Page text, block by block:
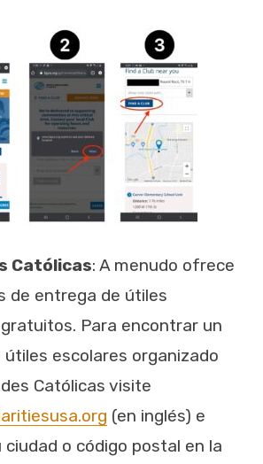
Católicas: A menudo ofrece
de entrega de útiles
Para encontrar un
escolares organizado
Católicas visite
(en inglés) e
ciudad o código postal en la